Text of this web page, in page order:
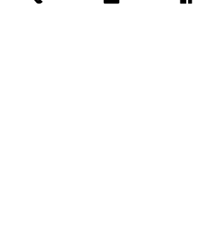
Mikko Laukkaneni ettekandele ka